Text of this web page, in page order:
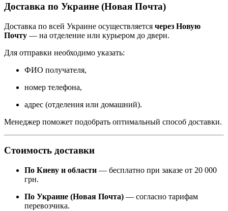
Доставка по Украине (Новая Почта)
Доставка по всей Украине осуществляется через Новую
Почту — на отделение или курьером до двери.
Для отправки необходимо указать:
ФИО получателя,
номер телефона,
адрес (отделения или домашний).
Менеджер поможет подобрать оптимальный способ доставки.
Стоимость доставки
По Киеву и области — бесплатно при заказе от 20 000
грн.
По Украине (Новая Почта) — согласно тарифам
перевозчика.